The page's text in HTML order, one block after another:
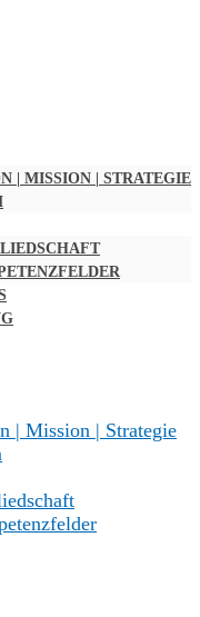
| MISSION | STRATEGIE
| Mission | Strategie